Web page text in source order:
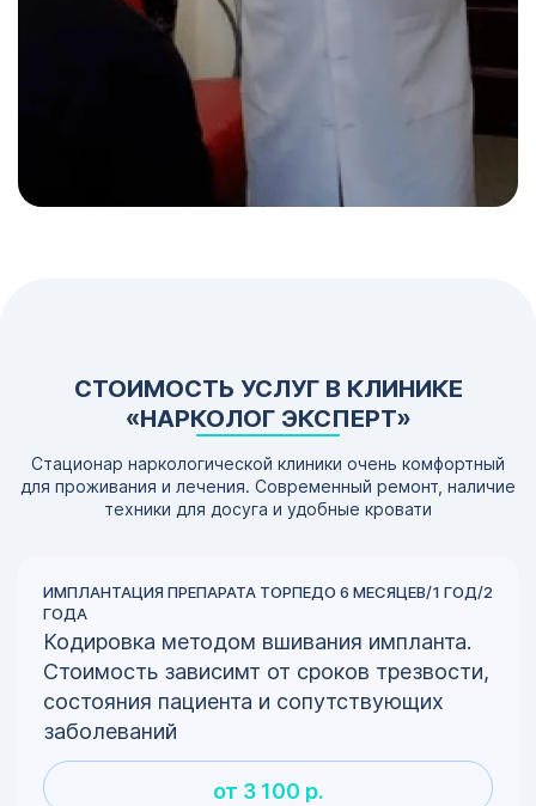
СТОИМОСТЬ УСЛУГ В КЛИНИКЕ
«НАРКОЛОГ ЭКСПЕРТ»
Стационар наркологической клиники очень комфортный
для проживания и лечения. Современный ремонт, наличие
техники для досуга и удобные кровати
ИМПЛАНТАЦИЯ ПРЕПАРАТА ТОРПЕДО 6 МЕСЯЦЕВ/1 ГОД/2
ГОДА
Кодировка методом вшивания импланта.
Стоимость зависимт от сроков трезвости,
состояния пациента и сопутствующих
заболеваний
от 3 100 р.